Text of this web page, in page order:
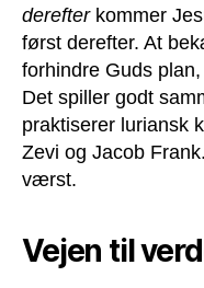
derefterkommer
først derefter. At
forhindre Guds
Det spiller godt
praktiserer luriansk
Zevi og Jacob
værst.
Vejen til